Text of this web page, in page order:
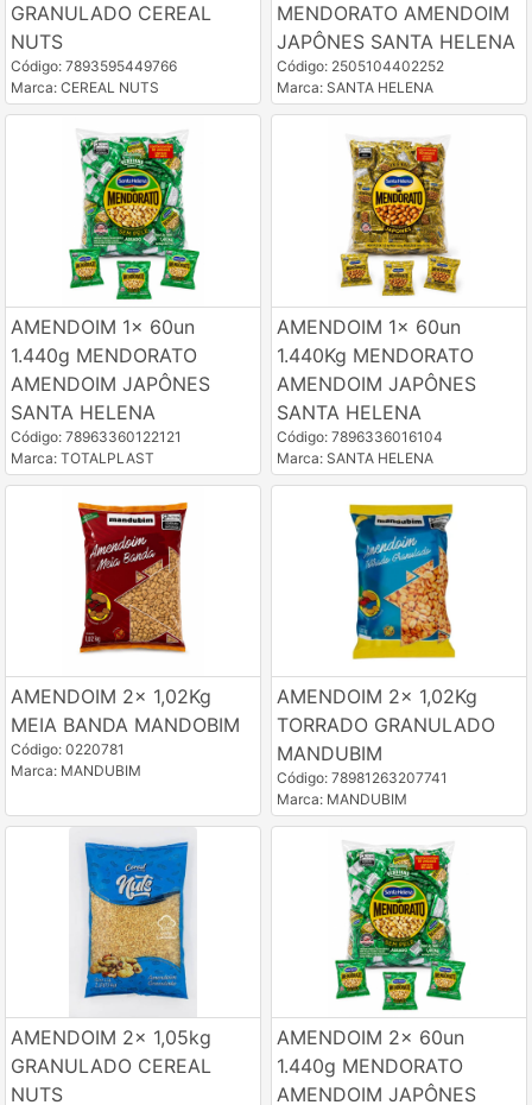
GRANULADO CEREAL
NUTS
Código: 7893595449766
Marca: CEREAL NUTS
MENDORATO AMENDOIM
JAPÔNES SANTA HELENA
Código: 2505104402252
Marca: SANTA HELENA
AMENDOIM 1x 60un
1.440g MENDORATO
AMENDOIM JAPÔNES
SANTA HELENA
Código: 78963360122121
Marca: TOTALPLAST
AMENDOIM 1x 60un
1.440Kg MENDORATO
AMENDOIM JAPÔNES
SANTA HELENA
Código: 7896336016104
Marca: SANTA HELENA
AMENDOIM 2x 1,02Kg
MEIA BANDA MANDOBIM
Código: 0220781
Marca: MANDUBIM
AMENDOIM 2x 1,02Kg
TORRADO GRANULADO
MANDUBIM
Código: 78981263207741
Marca: MANDUBIM
AMENDOIM 2x 1,05kg
GRANULADO CEREAL
NUTS
AMENDOIM 2x 60un
1.440g MENDORATO
AMENDOIM JAPÔNES